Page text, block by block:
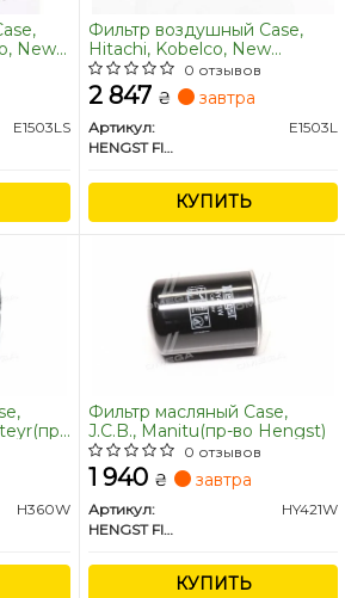
New
E1503LS
Фильтр воздушный Case,
Hitachi, Kobelco, New
Holland(пр-во Hengst)
0 отзывов
2 847 ₴ завтра
Артикул:
E1503L
HENGST FILTER
КУПИТЬ
H360W
Фильтр масляный Case,
J.C.B., Manitu(пр-во Hengst)
0 отзывов
1 940 ₴ завтра
Артикул:
HY421W
HENGST FILTER
КУПИТЬ